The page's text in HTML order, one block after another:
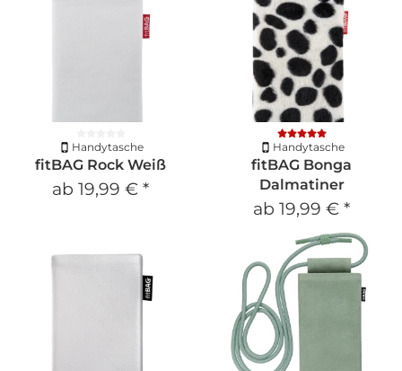
Handytasche
fitBAG Rock Weiß
ab 19,99 € *
Handytasche
fitBAG Bonga
Dalmatiner
ab 19,99 € *